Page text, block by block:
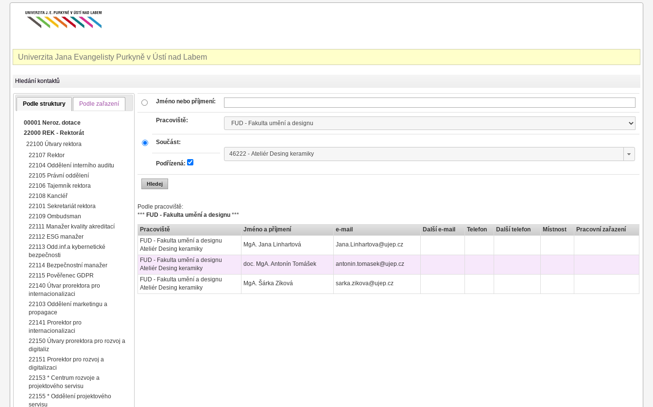
Univerzita Jana Evangelisty Purkyně v Ústí nad Labem
Hledání kontaktů
Podle struktury Podle zařazení
00001 Neroz. dotace
22000 REK - Rektorát
22100 Útvary rektora
22107 Rektor
22104 Oddělení interního auditu
22105 Právní oddělení
22106 Tajemník rektora
22108 Kancléř
22101 Sekretariát rektora
22109 Ombudsman
22111 Manažer kvality akreditací
22112 ESG manažer
22113 Odd.inf.a kybernetické
bezpečnosti
22114 Bezpečnostní manažer
22115 Pověřenec GDPR
22140 Útvar prorektora pro
internacionalizaci
22103 Oddělení marketingu a
propagace
22141 Prorektor pro
internacionalizaci
22150 Útvary prorektora pro rozvoj a
digitaliz
22151 Prorektor pro rozvoj a
digitalizaci
22153 * Centrum rozvoje a
projektového servisu
22155 * Oddělení projektového
servisu
Jméno nebo příjmení:
Pracoviště:
Součást:
Podřízená:
Podle pracoviště:
*** FUD - Fakulta umění a designu ***
Pracoviště Jméno a příjmení e-mail Další e-mail Telefon Další telefon Místnost
Pracovní zařazení
FUD - Fakulta umění a designu
Ateliér Desing keramiky
MgA. Jana Linhartová Jana.Linhartova@ujep.cz
FUD - Fakulta umění a designu
Ateliér Desing keramiky
doc. MgA. Antonín Tomášek antonin.tomasek@ujep.cz
FUD - Fakulta umění a designu
Ateliér Desing keramiky
MgA. Šárka Zíková sarka.zikova@ujep.cz